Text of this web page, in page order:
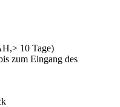
10 Tage)
zum Eingang des